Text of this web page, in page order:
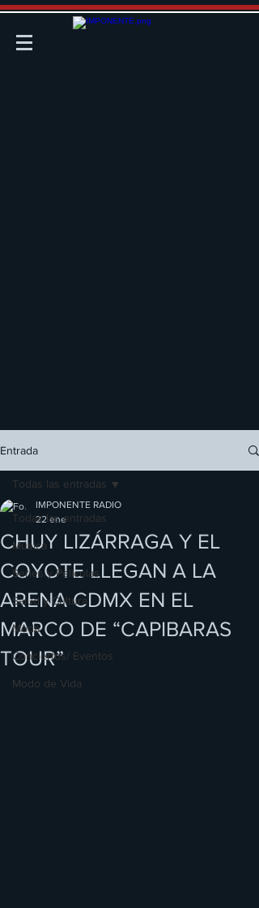
Entrada
Todas las entradas
Música
Series y Películas
Salud y Cultura
Moda
Conciertos/ Eventos
Modo de Vida
Todas las entradas
CHUY LIZÁRRAGA Y EL
COYOTE LLEGAN A LA
ARENA CDMX EN EL
MARCO DE “CAPIBARAS
TOUR”
IMPONENTE RADIO
22 ene